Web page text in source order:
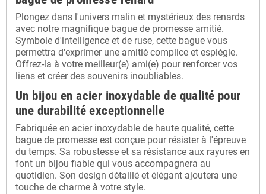
Plongez dans l'univers malin et mystérieux des renards
avec notre magnifique bague de promesse amitié.
Symbole d'intelligence et de ruse, cette bague vous
permettra d'exprimer une amitié complice et espiègle.
Offrez-la à votre meilleur(e) ami(e) pour renforcer vos
liens et créer des souvenirs inoubliables.
Un bijou en acier inoxydable de qualité pour
une durabilité exceptionnelle
Fabriquée en acier inoxydable de haute qualité, cette
bague de promesse est conçue pour résister à l'épreuve
du temps. Sa robustesse et sa résistance aux rayures en
font un bijou fiable qui vous accompagnera au
quotidien. Son design détaillé et élégant ajoutera une
touche de charme à votre style.